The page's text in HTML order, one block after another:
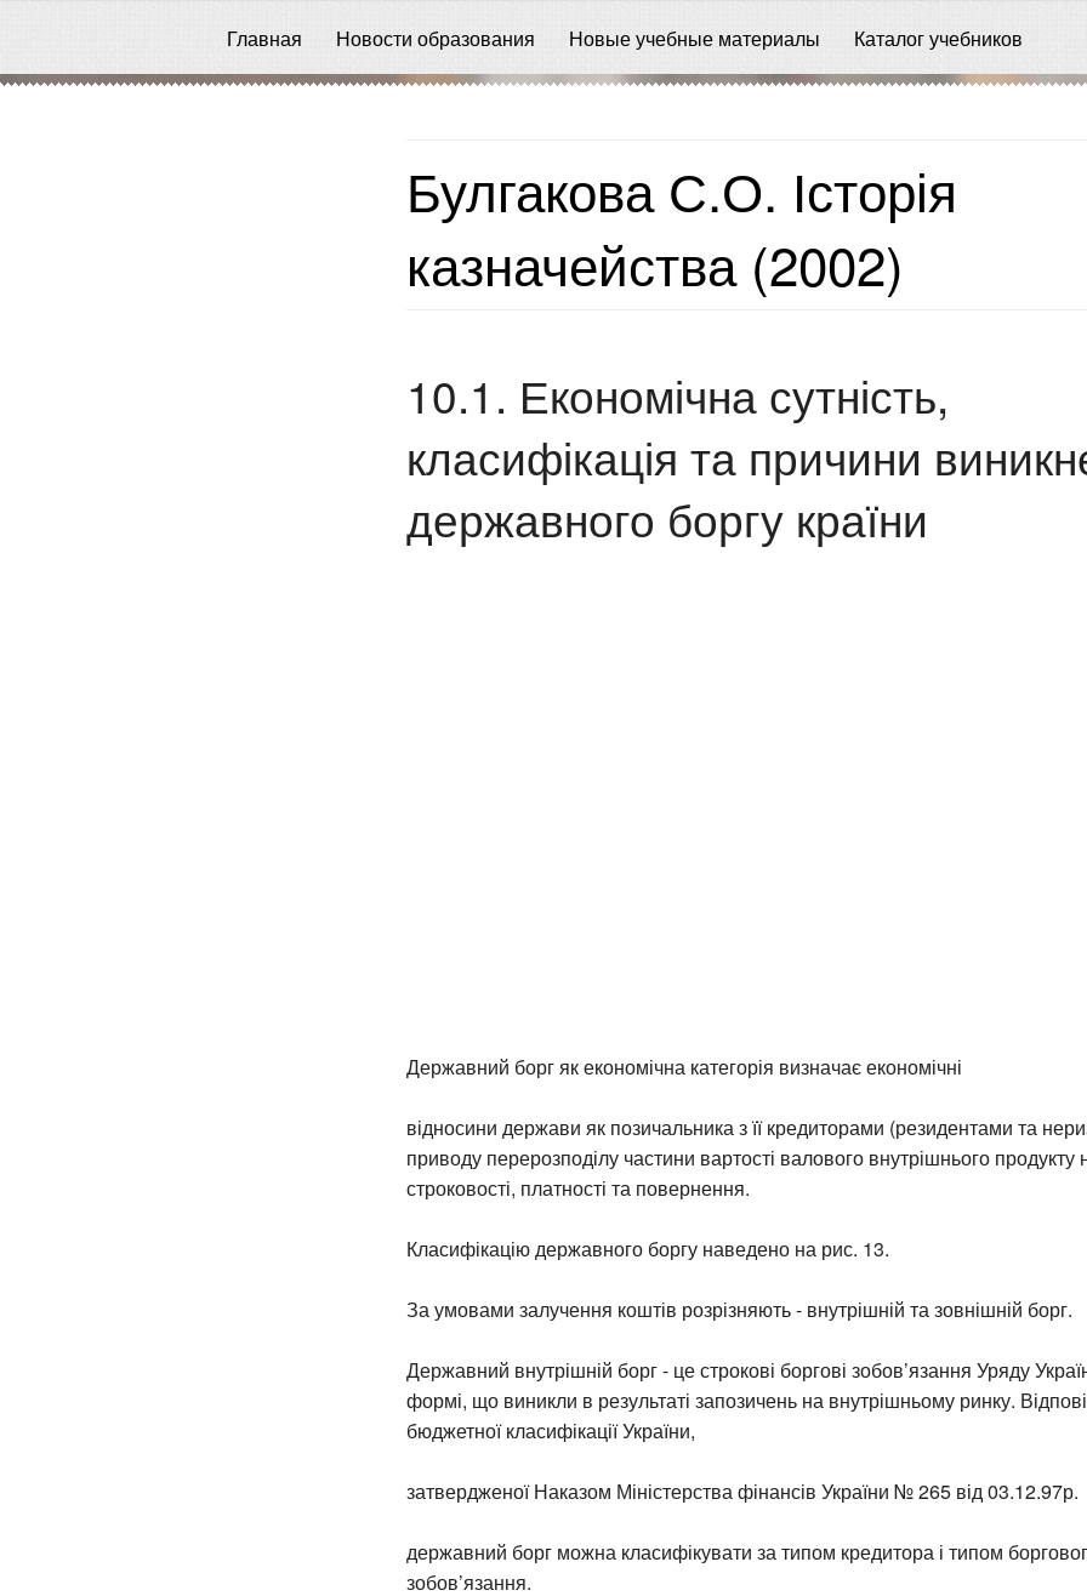
Главная Новости образования Новые учебные материалы Каталог учебников
Булгакова С.О. Історія
казначейства (2002)
10.1. Економічна сутність,
класифікація та причини
державного боргу країни
Державний борг як економічна категорія визначає економічні
відносини держави як позичальника з її кредиторами (резидентами та
приводу перерозподілу частини вартості валового внутрішнього продукту
строковості, платності та повернення.
Класифікацію державного боргу наведено на рис. 13.
За умовами залучення коштів розрізняють - внутрішній та зовнішній борг.
Державний внутрішній борг - це строкові боргові зобов’язання Уряду
формі, що виникли в результаті запозичень на внутрішньому ринку.
бюджетної класифікації України,
затвердженої Наказом Міністерства фінансів України № 265 від 03.12.97р.
державний борг можна класифікувати за типом кредитора і типом
зобов’язання.